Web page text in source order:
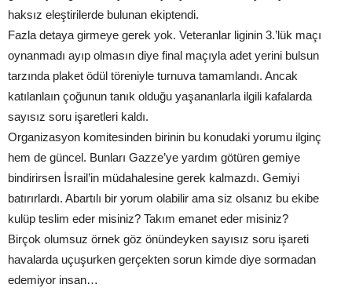
haksız eleştirilerde bulunan ekiptendi.
Fazla detaya girmeye gerek yok. Veteranlar liginin 3.’lük maçı
oynanmadı ayıp olmasın diye final maçıyla adet yerini bulsun
tarzında plaket ödül töreniyle turnuva tamamlandı. Ancak
katılanlaın çoğunun tanık olduğu yaşananlarla ilgili kafalarda
sayısız soru işaretleri kaldı.
Organizasyon komitesinden birinin bu konudaki yorumu ilginç
hem de güncel. Bunları Gazze’ye yardım götüren gemiye
bindirirsen İsrail’in müdahalesine gerek kalmazdı. Gemiyi
batırırlardı. Abartılı bir yorum olabilir ama siz olsanız bu ekibe
kulüp teslim eder misiniz? Takım emanet eder misiniz?
Birçok olumsuz örnek göz önündeyken sayısız soru işareti
havalarda uçuşurken gerçekten sorun kimde diye sormadan
edemiyor insan…